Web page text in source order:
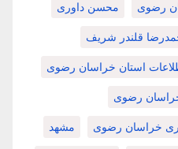
رضوی محسن داوری
قلندر شریف
استان خراسان رضوی
رضوی
خراسان رضوی مشهد